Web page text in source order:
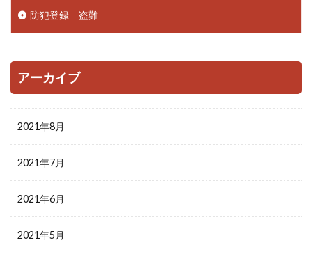
防犯登録 盗難
アーカイブ
2021年8月
2021年7月
2021年6月
2021年5月